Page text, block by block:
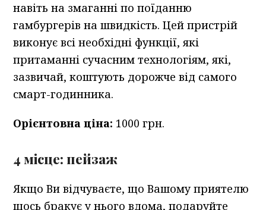
навіть на змаганні по поїданню
гамбургерів на швидкість. Цей пристрій
виконує всі необхідні функції, які
притаманні сучасним технологіям, які,
зазвичай, коштують дорожче від самого
смарт-годинника.
Орієнтовна ціна: 1000 грн.
4 місце: пейзаж
Якщо Ви відчуваєте, що Вашому приятелю
щось бракує у нього вдома, подаруйте